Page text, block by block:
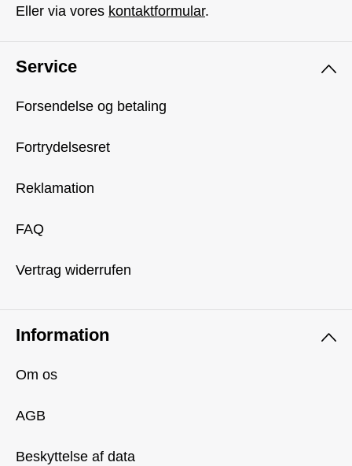
Eller via vores kontaktformular.
Service
Forsendelse og betaling
Fortrydelsesret
Reklamation
FAQ
Vertrag widerrufen
Information
Om os
AGB
Beskyttelse af data